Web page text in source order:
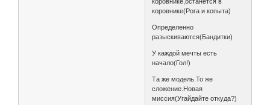
коровнике(Рога и копыта)
Определенно
разыскиваются(Бандитки)
У каждой мечты есть
начало(Гол!)
Та же модель.То же
сложение.Новая
миссия(Угайдайте откуда?)